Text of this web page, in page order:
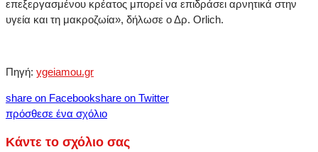
επεξεργασμένου κρέατος μπορεί να επιδράσει αρνητικά στην
υγεία και τη μακροζωία», δήλωσε ο Δρ. Orlich.
Πηγή: ygeiamou.gr
share on Facebookshare on Twitter
πρόσθεσε ένα σχόλιο
Κάντε το σχόλιο σας